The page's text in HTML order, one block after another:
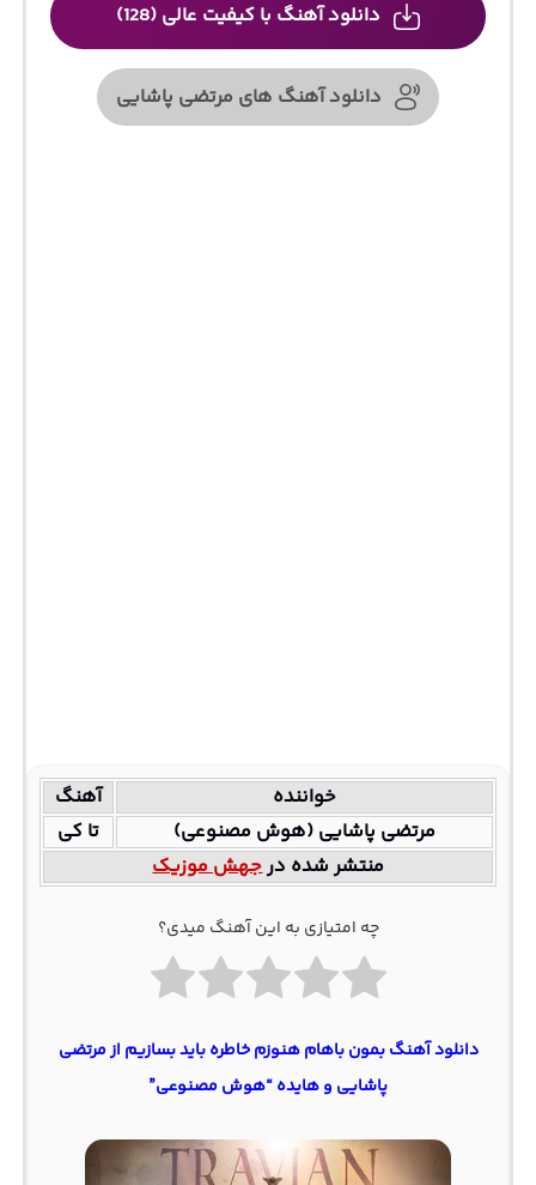
دانلود آهنگ با کیفیت عالی (128)
دانلود آهنگ های مرتضی پاشایی
خواننده
آهنگ
مرتضی پاشایی (هوش مصنوعی)
تا کی
منتشر شده درجهش موزیک
چه امتیازی به این آهنگ میدی؟
دانلود آهنگ بمون باهام هنوزم خاطره باید بسازیم از مرتضی
پاشایی و هایده “هوش مصنوعی”